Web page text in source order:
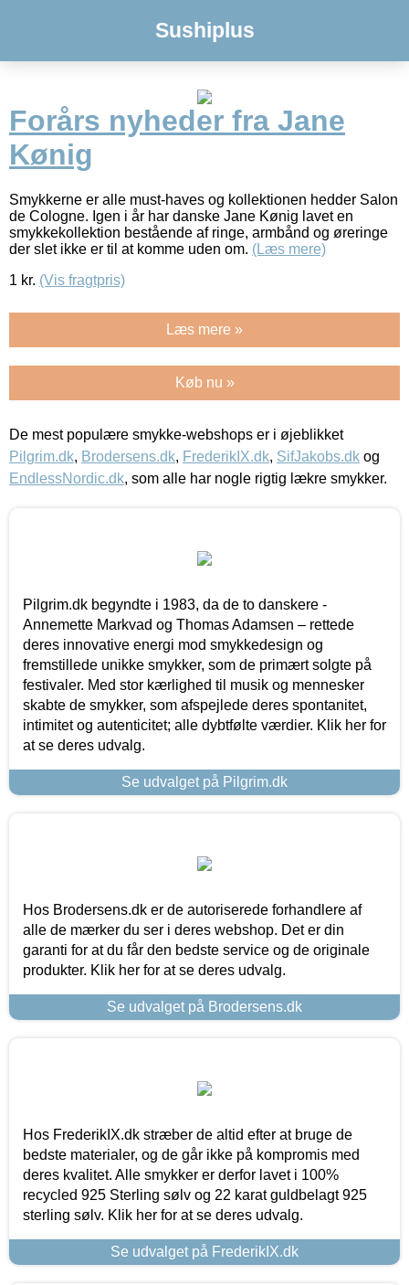
Sushiplus
Forårs nyheder fra Jane
Kønig
Smykkerne er alle must-haves og kollektionen hedder Salon
de Cologne. Igen i år har danske Jane Kønig lavet en
smykkekollektion bestående af ringe, armbånd og øreringe
der slet ikke er til at komme uden om. (Læs mere)
1 kr. (Vis fragtpris)
Læs mere »
Køb nu »
De mest populære smykke-webshops er i øjeblikket
Pilgrim.dk, Brodersens.dk, FrederikIX.dk, SifJakobs.dk og
EndlessNordic.dk, som alle har nogle rigtig lækre smykker.
Pilgrim.dk begyndte i 1983, da de to danskere -
Annemette Markvad og Thomas Adamsen – rettede
deres innovative energi mod smykkedesign og
fremstillede unikke smykker, som de primært solgte på
festivaler. Med stor kærlighed til musik og mennesker
skabte de smykker, som afspejlede deres spontanitet,
intimitet og autenticitet; alle dybtfølte værdier. Klik her for
at se deres udvalg.
Se udvalget på Pilgrim.dk
Hos Brodersens.dk er de autoriserede forhandlere af
alle de mærker du ser i deres webshop. Det er din
garanti for at du får den bedste service og de originale
produkter. Klik her for at se deres udvalg.
Se udvalget på Brodersens.dk
Hos FrederikIX.dk stræber de altid efter at bruge de
bedste materialer, og de går ikke på kompromis med
deres kvalitet. Alle smykker er derfor lavet i 100%
recycled 925 Sterling sølv og 22 karat guldbelagt 925
sterling sølv. Klik her for at se deres udvalg.
Se udvalget på FrederikIX.dk